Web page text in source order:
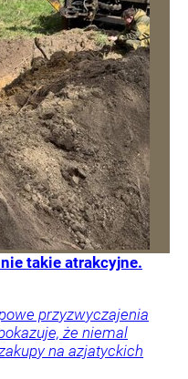
takie atrakcyjne.
przyzwyczajenia
że niemal
na azjatyckich